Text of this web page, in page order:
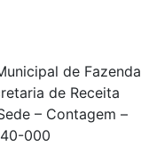
de Fazenda
de Receita
– Contagem –
000